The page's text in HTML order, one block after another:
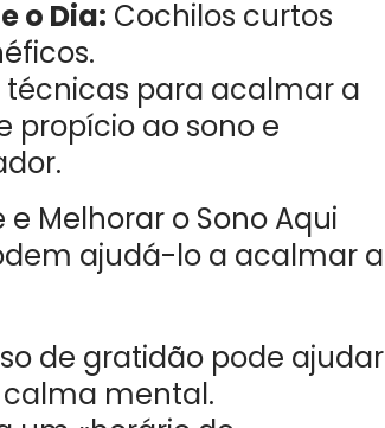
o Dia: Cochilos curtos
técnicas para acalmar a
propício ao sono e
Melhorar o Sono Aqui
ajudá-lo a acalmar a
de gratidão pode ajudar
calma mental.